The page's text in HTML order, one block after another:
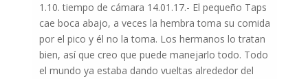
1.10. tiempo de cámara 14.01.17.- El pequeño Taps
cae boca abajo, a veces la hembra toma su comida
por el pico y él no la toma. Los hermanos lo tratan
bien, así que creo que puede manejarlo todo. Todo
el mundo ya estaba dando vueltas alrededor del